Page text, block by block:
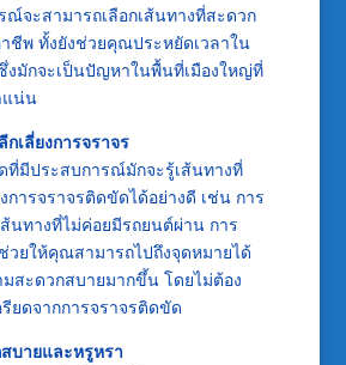
จะสามารถเลือกเส้นทางที่สะดวก
ชีพ ทั้งยังช่วยคุณประหยัดเวลาใน
งมักจะเป็นปัญหาในพื้นที่เมืองใหญ่ที่
แน่น
เลี่ยงการจราจร
ที่มีประสบการณ์มักจะรู้เส้นทางที่
การจราจรติดขัดได้อย่างดี เช่น การ
นทางที่ไม่ค่อยมีรถยนต์ผ่าน การ
วยให้คุณสามารถไปถึงจุดหมายได้
สะดวกสบายมากขึ้น โดยไม่ต้อง
ยดจากการจราจรติดขัด
บายและหรูหรา